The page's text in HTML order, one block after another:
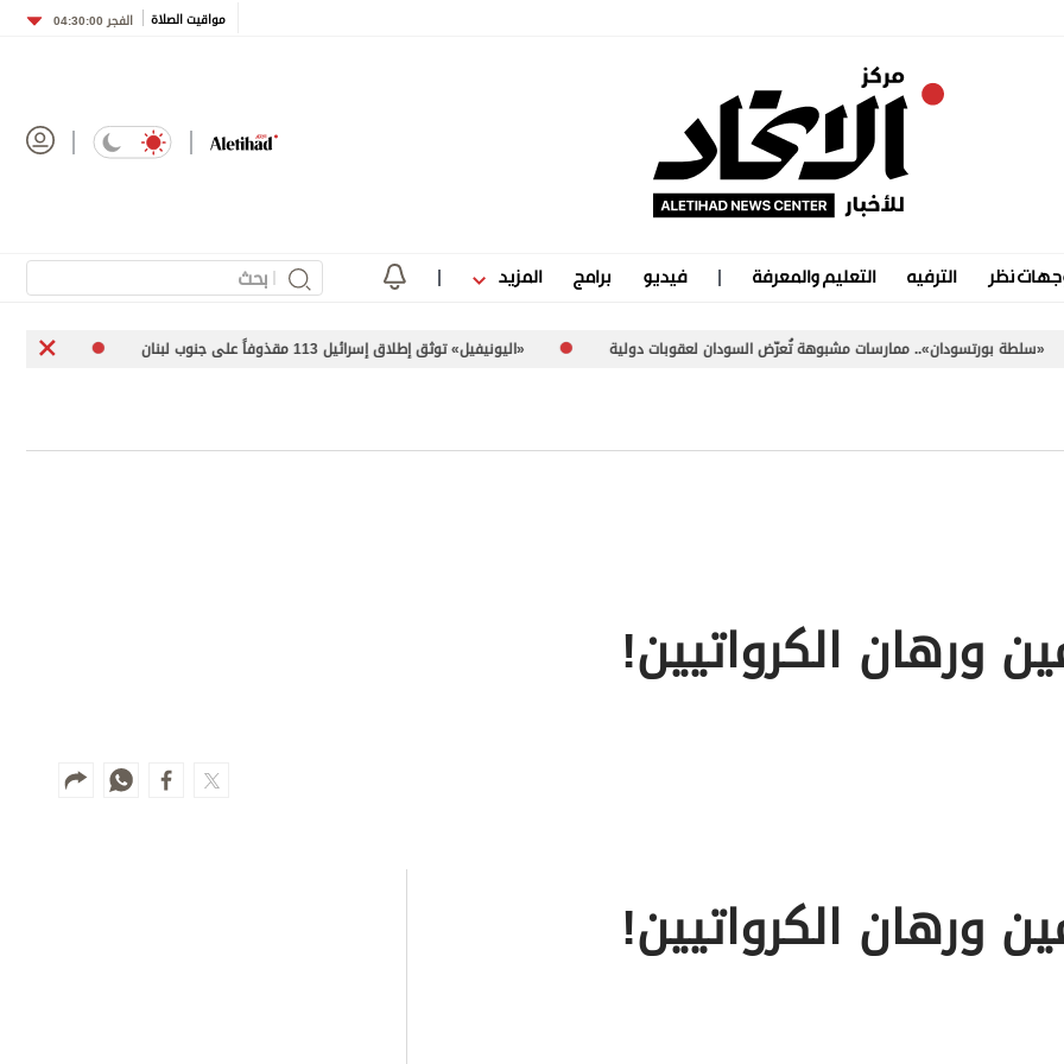
مواقيت الصلاة الفجر 04:30:00
نظر الترفيه التعليم والمعرفة فيديو برامج المزيد
ممارسات مشبوهة تُعرّض السودان لعقوبات دولية «اليونيفيل» توثق إطلاق إسرائيل 113 مقذوفاً على جنوب لبنان محللون وخبراء
ورهان الكرواتيين!
ورهان الكرواتيين!